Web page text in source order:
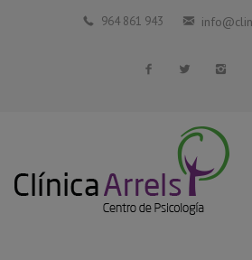
Blog
964 861 943